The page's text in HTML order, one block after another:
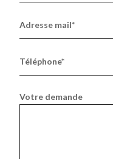
Adresse mail*
Téléphone*
Votre demande